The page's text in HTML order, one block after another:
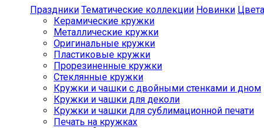
Праздники Тематические коллекции Новинки Цвета
Керамические кружки
Металлические кружки
Оригинальные кружки
Пластиковые кружки
Прорезиненные кружки
Стеклянные кружки
Кружки и чашки с двойными стенками и дном
Кружки и чашки для деколи
Кружки и чашки для сублимационной печати
Печать на кружках